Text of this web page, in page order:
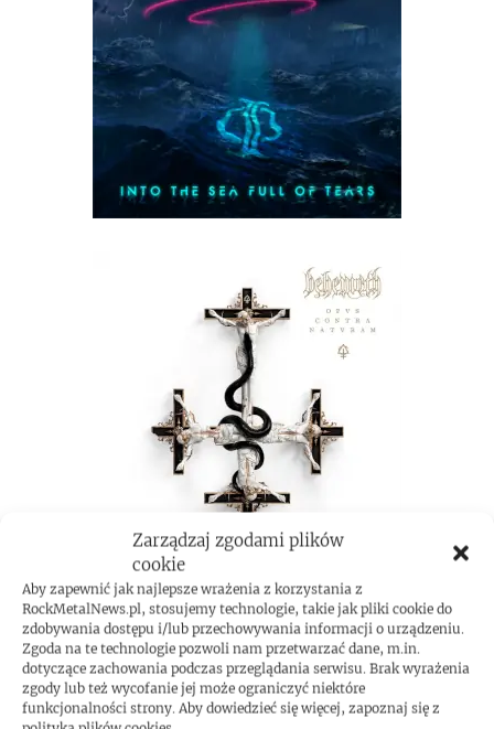
Zarządzaj zgodami plików
cookie
Aby zapewnić jak najlepsze wrażenia z korzystania z
RockMetalNews.pl, stosujemy technologie, takie jak pliki cookie do
zdobywania dostępu i/lub przechowywania informacji o urządzeniu.
Zgoda na te technologie pozwoli nam przetwarzać dane, m.in.
dotyczące zachowania podczas przeglądania serwisu. Brak wyrażenia
zgody lub też wycofanie jej może ograniczyć niektóre
funkcjonalności strony. Aby dowiedzieć się więcej, zapoznaj się z
ROCKMETAL F***T